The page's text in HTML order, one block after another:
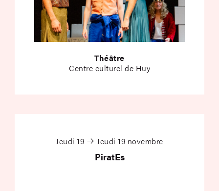
Théâtre
Centre culturel de Huy
Jeudi 19 Jeudi 19 novembre
PiratEs